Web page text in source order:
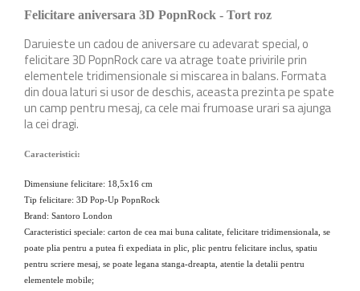
Felicitare aniversara 3D PopnRock - Tort roz
Daruieste un cadou de aniversare cu adevarat special, o
felicitare 3D PopnRock care va atrage toate privirile prin
elementele tridimensionale si miscarea in balans. Formata
din doua laturi si usor de deschis, aceasta prezinta pe spate
un camp pentru mesaj, ca cele mai frumoase urari sa ajunga
la cei dragi.
Caracteristici:
Dimensiune felicitare: 18,5x16 cm
Tip felicitare: 3D Pop-Up PopnRock
Brand: Santoro London
Caracteristici speciale: carton de cea mai buna calitate, felicitare tridimensionala, se
poate plia pentru a putea fi expediata in plic, plic pentru felicitare inclus, spatiu
pentru scriere mesaj, se poate legana stanga-dreapta, atentie la detalii pentru
elementele mobile;